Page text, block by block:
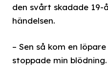
den svårt skadade 19-
händelsen.
– Sen så kom en
stoppade min blödning.